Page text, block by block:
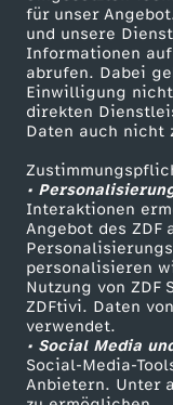
für unser
und unsere
Informationen
abrufen. Dabei
Einwilligung
direkten
Daten auch nicht
•
Interaktionen
Angebot des ZDF
personalisieren
Nutzung von ZDF
ZDFtivi. Daten
verwendet.
• Social Media
Social-Media-
Anbietern. Unter
i
n
m
e
i
e
r
-
Mehr ZDF
ZDF-Apps
Smart TV
ZDFtext
Livestreams
Sendungen A-Z
TV-Programm
ZDF Unternehmen
Karriere